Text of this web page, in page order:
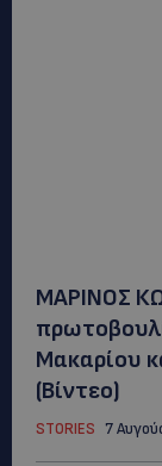
ΜΑΡΙΝΟΣ
Μακαρίου
(Βίντεο)
STORIES 7